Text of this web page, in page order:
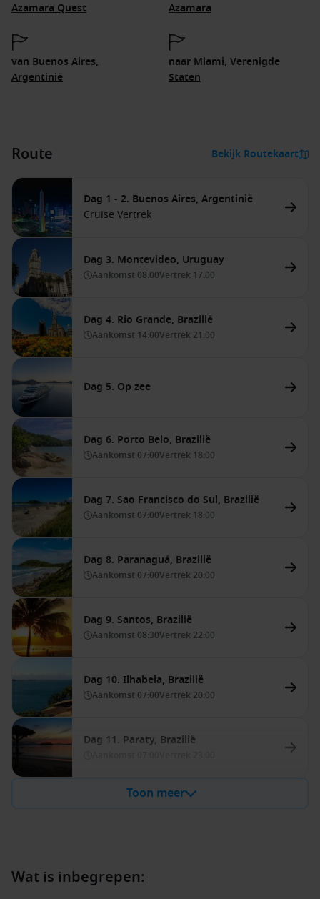
Azamara Quest Azamara
van Buenos Aires,
Argentinië
naar Miami, Verenigde
Staten
Route Bekijk Routekaart
Dag 1 - 2. Buenos Aires, Argentinië
Cruise Vertrek
Dag 3. Montevideo, Uruguay
Aankomst 08:00Vertrek 17:00
Dag 4. Rio Grande, Brazilië
Aankomst 14:00Vertrek 21:00
Dag 5. Op zee
Dag 6. Porto Belo, Brazilië
Aankomst 07:00Vertrek 18:00
Dag 7. Sao Francisco do Sul, Brazilië
Aankomst 07:00Vertrek 18:00
Dag 8. Paranaguá, Brazilië
Aankomst 07:00Vertrek 20:00
Dag 9. Santos, Brazilië
Aankomst 08:30Vertrek 22:00
Dag 10. Ilhabela, Brazilië
Aankomst 07:00Vertrek 20:00
Dag 11. Paraty, Brazilië
Toon meer
Wat is inbegrepen: